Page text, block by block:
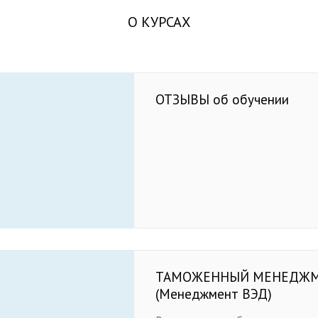
О КУРСАХ
ОТЗЫВЫ об обучении
ТАМОЖЕННЫЙ
(Менеджмент ВЭД)